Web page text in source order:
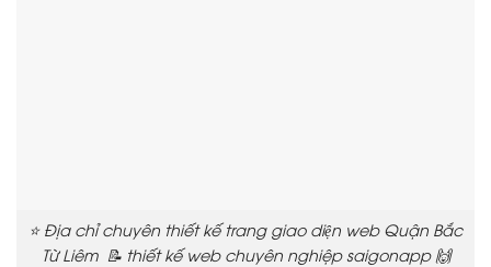
⭐ Địa chỉ chuyên thiết kế trang giao diện web Quận Bắc
Từ Liêm 📝 thiết kế web chuyên nghiệp saigonapp 🙌